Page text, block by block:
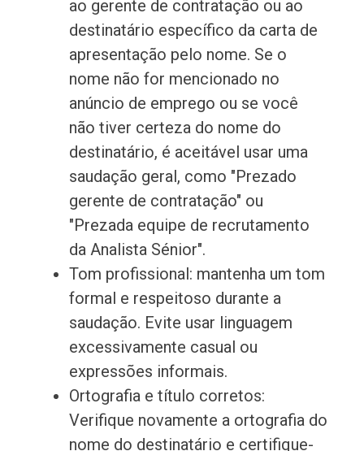
ao gerente de contratação ou ao
destinatário específico da carta de
apresentação pelo nome. Se o
nome não for mencionado no
anúncio de emprego ou se você
não tiver certeza do nome do
destinatário, é aceitável usar uma
saudação geral, como "Prezado
gerente de contratação" ou
"Prezada equipe de recrutamento
da Analista Sénior".
Tom profissional: mantenha um tom
formal e respeitoso durante a
saudação. Evite usar linguagem
excessivamente casual ou
expressões informais.
Ortografia e título corretos:
Verifique novamente a ortografia do
nome do destinatário e certifique-